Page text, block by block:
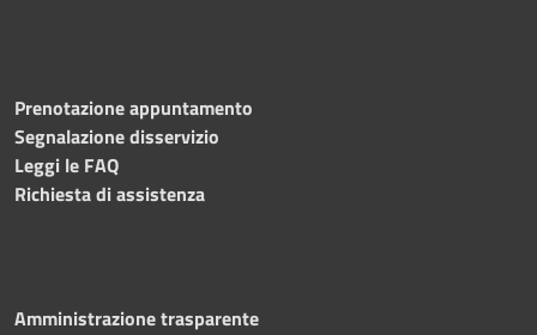
Prenotazione appuntamento
Segnalazione disservizio
Leggi le FAQ
Richiesta di assistenza
Amministrazione trasparente